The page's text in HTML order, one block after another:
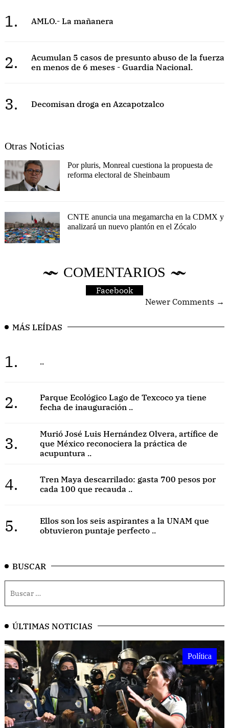
1. AMLO.- La mañanera
2.
Acumulan 5 casos de presunto abuso de la fuerza
en menos de 6 meses - Guardia Nacional.
3. Decomisan droga en Azcapotzalco
Otras Noticias
Por pluris, Monreal cuestiona la propuesta de
reforma electoral de Sheinbaum
CNTE anuncia una megamarcha en la CDMX y
analizará un nuevo plantón en el Zócalo
COMENTARIOS
Facebook
Newer Comments →
MÁS LEÍDAS
1. ..
2.
Parque Ecológico Lago de Texcoco ya tiene
fecha de inauguración ..
3.
Murió José Luis Hernández Olvera, artífice de
que México reconociera la práctica de
acupuntura ..
4.
Tren Maya descarrilado: gasta 700 pesos por
cada 100 que recauda ..
5.
Ellos son los seis aspirantes a la UNAM que
obtuvieron puntaje perfecto ..
BUSCAR
ÚLTIMAS NOTICIAS
Política